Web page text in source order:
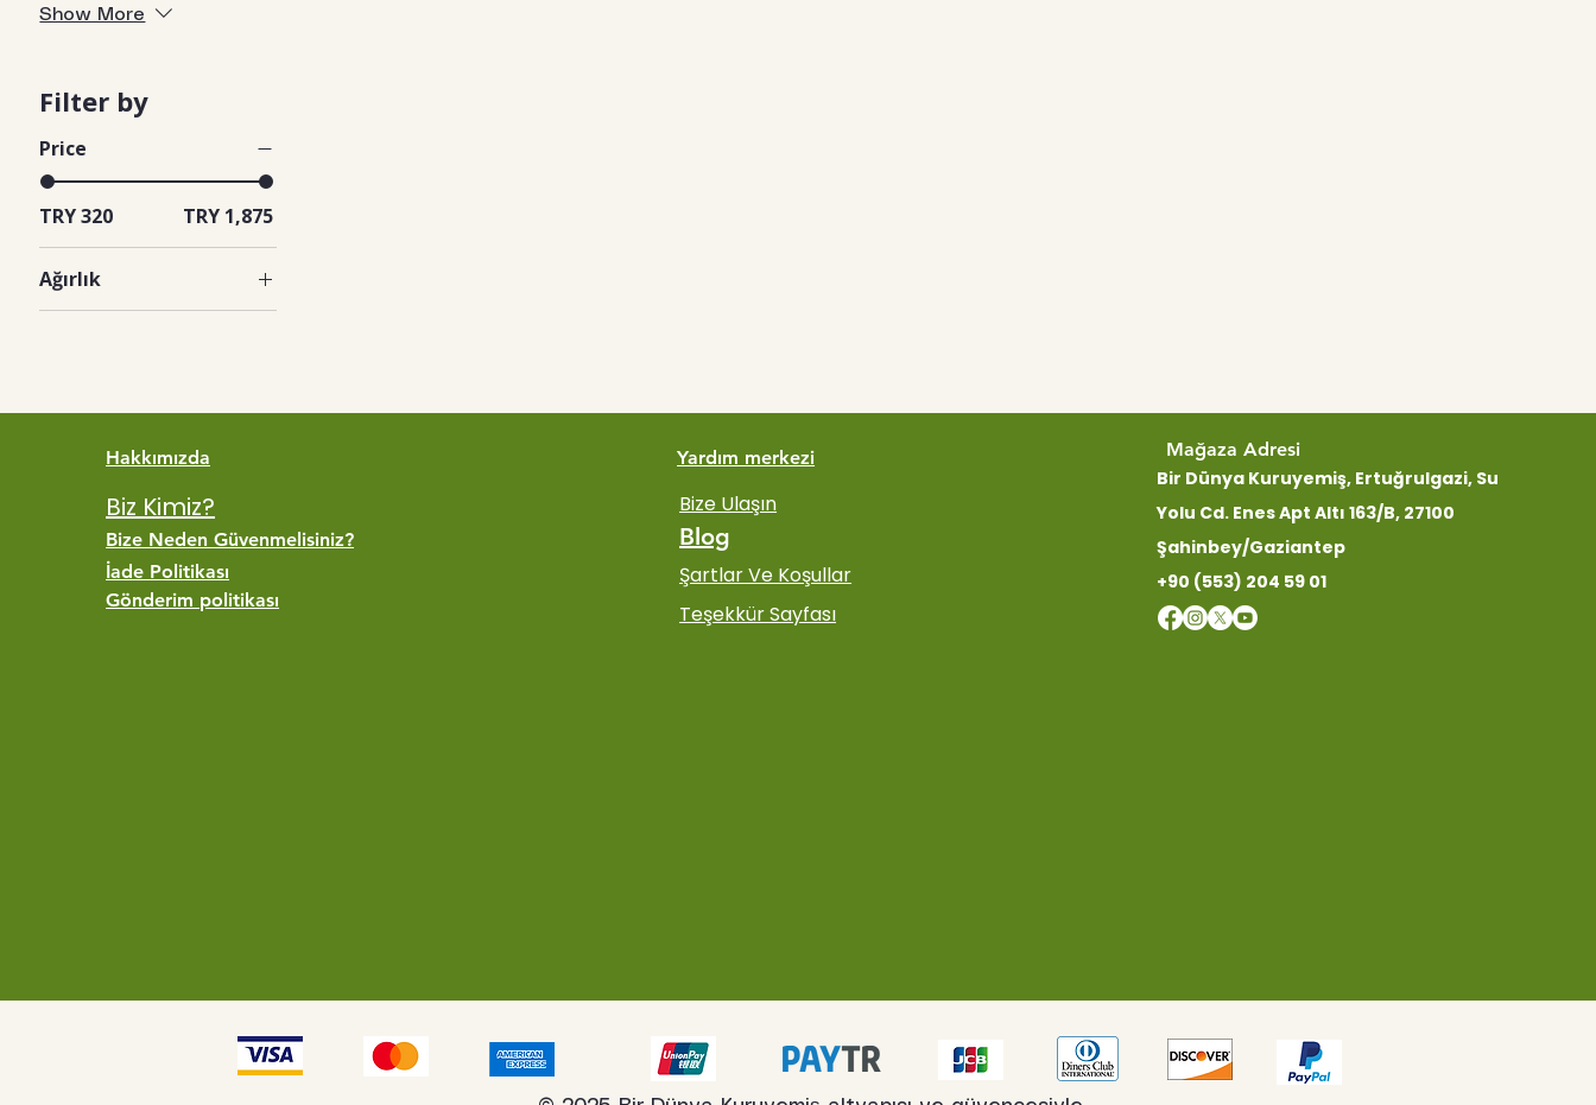
Show More
Filter by
Price
TRY 320 TRY 1,875
Ağırlık
1000 gram
Hakkımızda
Biz Kimiz?
Bize Neden Güvenmelisiniz?
İade Politikası
Gönderim politikası
Yardım merkezi
Bize Ulaşın
Blog
Şartlar Ve Koşullar
Teşekkür Sayfası
Mağaza Adresi
Bir Dünya Kuruyemiş, Ertuğrulgazi, Su
Yolu Cd. Enes Apt Altı 163/B, 27100
Şahinbey/Gaziantep
+90 (553) 204 59 01